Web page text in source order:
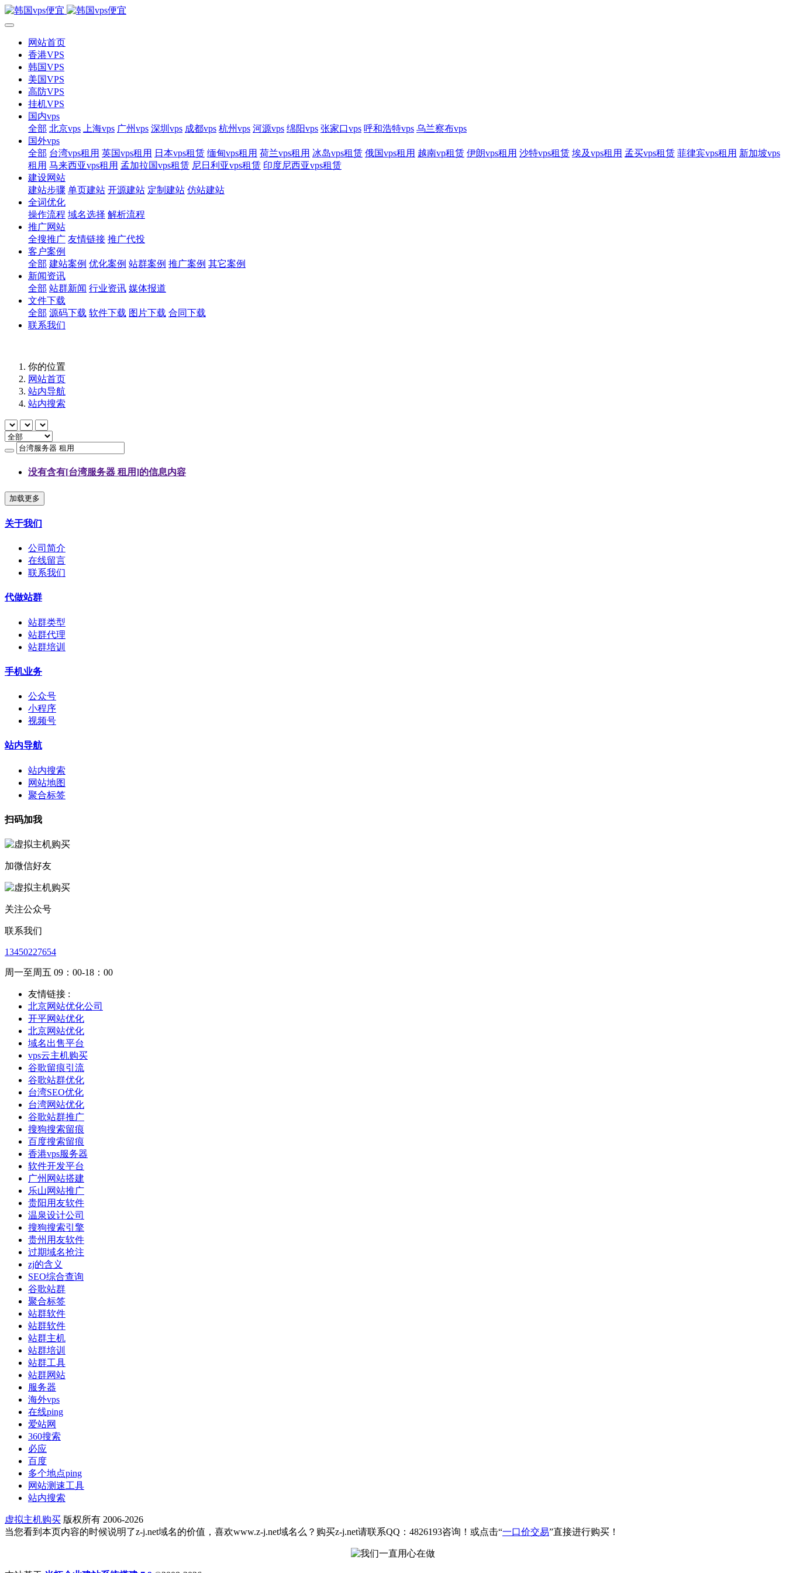
网站首页
香港VPS
韩国VPS
美国VPS
高防VPS
挂机VPS
国内vps
全部 北京vps 上海vps 广州vps 深圳vps 成都vps 杭州vps 河源vps 绵阳vps 张家口vps 呼和浩特vps 乌兰察布vps
国外vps
全部 台湾vps租用 英国vps租用 日本vps租赁 缅甸vps租用 荷兰vps租用 冰岛vps租赁 俄国vps租用 越南vp租赁 伊朗vps租用 沙特vps租赁 埃及vps租用 孟买vps租赁 菲律宾vps租用 新加坡vps
租用 马来西亚vps租用 孟加拉国vps租赁 尼日利亚vps租赁 印度尼西亚vps租赁
建设网站
建站步骤 单页建站 开源建站 定制建站 仿站建站
全词优化
操作流程 域名选择 解析流程
推广网站
全搜推广 友情链接 推广代投
客户案例
全部 建站案例 优化案例 站群案例 推广案例 其它案例
新闻资讯
全部 站群新闻 行业资讯 媒体报道
文件下载
全部 源码下载 软件下载 图片下载 合同下载
联系我们
你的位置
网站首页
站内导航
站内搜索
没有含有[台湾服务器 租用]的信息内容
加载更多
关于我们
公司简介
在线留言
联系我们
代做站群
站群类型
站群代理
站群培训
手机业务
公众号
小程序
视频号
站内导航
站内搜索
网站地图
聚合标签
扫码加我
加微信好友
关注公众号
联系我们
13450227654
周一至周五 09：00-18：00
友情链接 :
北京网站优化公司
开平网站优化
北京网站优化
域名出售平台
vps云主机购买
谷歌留痕引流
谷歌站群优化
台湾SEO优化
台湾网站优化
谷歌站群推广
搜狗搜索留痕
百度搜索留痕
香港vps服务器
软件开发平台
广州网站搭建
乐山网站推广
贵阳用友软件
温泉设计公司
搜狗搜索引擎
贵州用友软件
过期域名抢注
zj的含义
SEO综合查询
谷歌站群
聚合标签
站群软件
站群软件
站群主机
站群培训
站群工具
站群网站
服务器
海外vps
在线ping
爱站网
360搜索
必应
百度
多个地点ping
网站测速工具
站内搜索
虚拟主机购买 版权所有 2006-2026
当您看到本页内容的时候说明了z-j.net域名的价值，喜欢www.z-j.net域名么？购买z-j.net请联系QQ：4826193咨询！或点击“一口价交易”直接进行购买！